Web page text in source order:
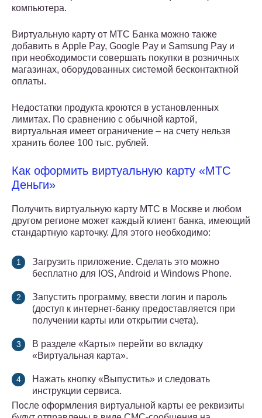
компьютера.
Виртуальную карту от МТС Банка можно также
добавить в Apple Pay, Google Pay и Samsung Pay и
при необходимости совершать покупки в розничных
магазинах, оборудованных системой бесконтактной
оплаты.
Недостатки продукта кроются в установленных
лимитах. По сравнению с обычной картой,
виртуальная имеет ограничение – на счету нельзя
хранить более 100 тыс. рублей.
Как оформить виртуальную карту «МТС
Деньги»
Получить виртуальную карту МТС в Москве и любом
другом регионе может каждый клиент банка, имеющий
стандартную карточку. Для этого необходимо:
Загрузить приложение. Сделать это можно
бесплатно для IOS, Android и Windows Phone.
Запустить программу, ввести логин и пароль
(доступ к интернет-банку предоставляется при
получении карты или открытии счета).
В разделе «Карты» перейти во вкладку
«Виртуальная карта».
Нажать кнопку «Выпустить» и следовать
инструкции сервиса.
После оформления виртуальной карты ее реквизиты